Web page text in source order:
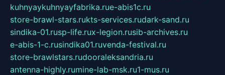
kuhnyaykuhnyayfabrika.rue-abis1c.ru
store-brawl-stars.rukts-services.rudark-sand.ru
sindika-01.rusp-life.rux-legion.rusib-archives.ru
e-abis-1-c.rusindika01.ruvenda-festival.ru
store-brawlstars.rudooraleksandria.ru
antenna-highly.rumine-lab-msk.ru1-mus.ru